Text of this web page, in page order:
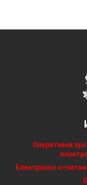
Оперативни
Електронно